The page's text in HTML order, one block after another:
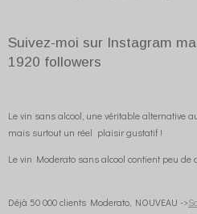
Suivez-moi sur Instagram
1920 followers
Le vin sans alcool, une véritable alternative
mais surtout un réel plaisir gustatif !
Le vin Moderato sans alcool contient peu de
Déjà 50 000 clients Moderato, NOUVEAU ->